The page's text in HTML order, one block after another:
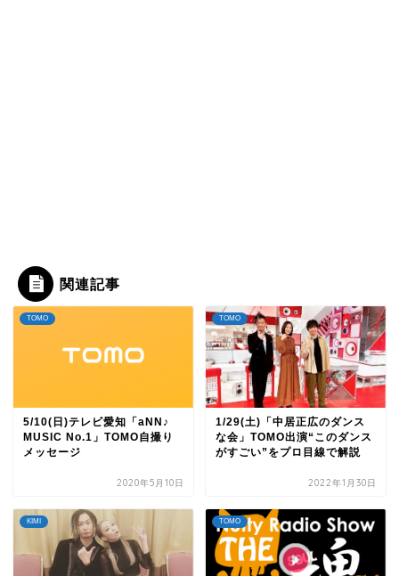
関連記事
TOMO
5/10(日)テレビ愛知「aNN♪
MUSIC No.1」TOMO自撮り
メッセージ
2020年5月10日
TOMO
1/29(土)「中居正広のダンス
な会」TOMO出演“このダンス
がすごい”をプロ目線で解説
2022年1月30日
KIMI TOMO